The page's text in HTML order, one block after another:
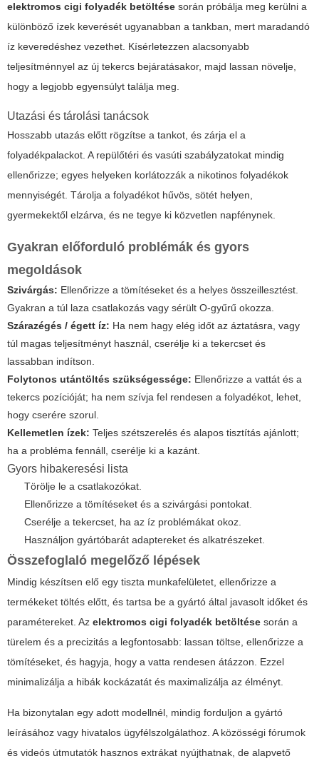
elektromos cigi folyadék betöltése során próbálja meg kerülni a
különböző ízek keverését ugyanabban a tankban, mert maradandó
íz keveredéshez vezethet. Kísérletezzen alacsonyabb
teljesítménnyel az új tekercs bejáratásakor, majd lassan növelje,
hogy a legjobb egyensúlyt találja meg.
Utazási és tárolási tanácsok
Hosszabb utazás előtt rögzítse a tankot, és zárja el a
folyadékpalackot. A repülőtéri és vasúti szabályzatokat mindig
ellenőrizze; egyes helyeken korlátozzák a nikotinos folyadékok
mennyiségét. Tárolja a folyadékot hűvös, sötét helyen,
gyermekektől elzárva, és ne tegye ki közvetlen napfénynek.
Gyakran előforduló problémák és gyors
megoldások
Szivárgás: Ellenőrizze a tömítéseket és a helyes összeillesztést.
Gyakran a túl laza csatlakozás vagy sérült O-gyűrű okozza.
Szárazégés / égett íz: Ha nem hagy elég időt az áztatásra, vagy
túl magas teljesítményt használ, cserélje ki a tekercset és
lassabban indítson.
Folytonos utántöltés szükségessége: Ellenőrizze a vattát és a
tekercs pozícióját; ha nem szívja fel rendesen a folyadékot, lehet,
hogy cserére szorul.
Kellemetlen ízek: Teljes szétszerelés és alapos tisztítás ajánlott;
ha a probléma fennáll, cserélje ki a kazánt.
Gyors hibakeresési lista
Törölje le a csatlakozókat.
Ellenőrizze a tömítéseket és a szivárgási pontokat.
Cserélje a tekercset, ha az íz problémákat okoz.
Használjon gyártóbarát adaptereket és alkatrészeket.
Összefoglaló megelőző lépések
Mindig készítsen elő egy tiszta munkafelületet, ellenőrizze a
termékeket töltés előtt, és tartsa be a gyártó által javasolt időket és
paramétereket. Az elektromos cigi folyadék betöltése során a
türelem és a precizitás a legfontosabb: lassan töltse, ellenőrizze a
tömítéseket, és hagyja, hogy a vatta rendesen átázzon. Ezzel
minimalizálja a hibák kockázatát és maximalizálja az élményt.
Ha bizonytalan egy adott modellnél, mindig forduljon a gyártó
leírásához vagy hivatalos ügyfélszolgálathoz. A közösségi fórumok
és videós útmutatók hasznos extrákat nyújthatnak, de alapvető